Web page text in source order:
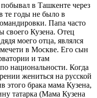
в Ташкенте через
те годы не было в
Папа часто
своего Кузена. Отец
моего отца, являлся
в Москве. Его сын
и там
национальности. Когда
жениться на русской
этого брака мама Кузена,
татарка (Мама Кузена